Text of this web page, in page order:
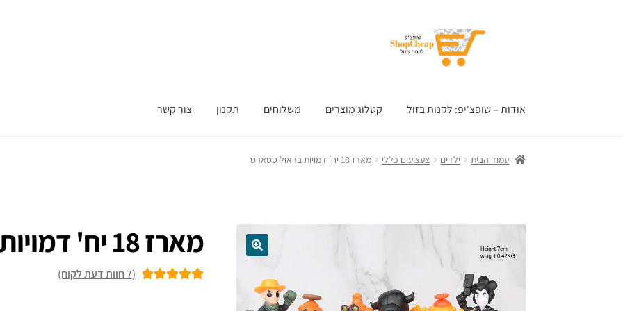
אודות – שופצ'יפ: לקנות בזול קטלוג מוצרים משלוחים תקנון צור קשר
עמוד הבית ילדים צעצועים כללי מארז 18 יח' דמויות בראול סטארס
מארז 18 יח' דמויות בראול סטארס
(
7חוות דעת לקוח)